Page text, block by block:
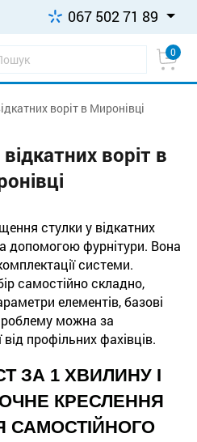
067 502 71 89
0
воріт в Миронівці
воріт в
стулки у відкатних
допомогою фурнітури. Вона
системи.
самостійно складно,
елементів, базові
можна за
профільних фахівців.
ЗА 1 ХВИЛИНУ І
КРЕСЛЕННЯ
САМОСТІЙНОГО